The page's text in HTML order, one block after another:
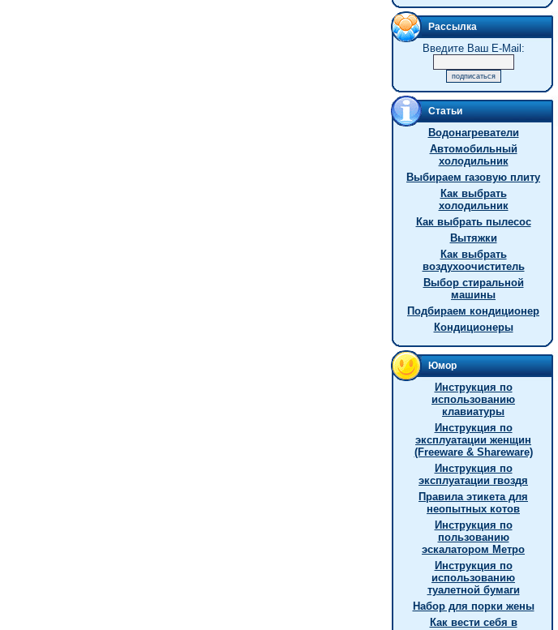
Рассылка
Введите Ваш E-Mail:
Статьи
Водонагреватели
Автомобильный
холодильник
Выбираем газовую плиту
Как выбрать
холодильник
Как выбрать пылесос
Вытяжки
Как выбрать
воздухоочиститель
Выбор стиральной
машины
Подбираем кондиционер
Кондиционеры
Юмор
Инструкция по
использованию
клавиатуры
Инструкция по
эксплуатации женщин
(Freeware & Shareware)
Инструкция по
эксплуатации гвоздя
Правила этикета для
неопытных котов
Инструкция по
пользованию
эскалатором Метро
Инструкция по
использованию
туалетной бумаги
Hабор для порки жены
Как вести себя в